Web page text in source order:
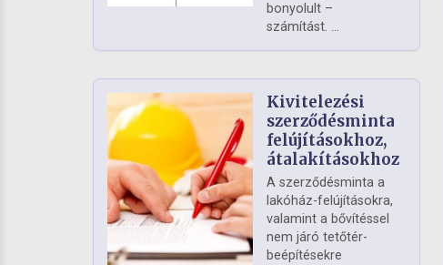
bonyolult –
számítást. ...
Kivitelezési
szerződésminta
felújításokhoz,
átalakításokhoz
A szerződésminta a
lakóház-felújításokra,
valamint a bővítéssel
nem járó tetőtér-
beépítésekre